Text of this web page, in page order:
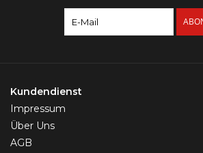
Kundendienst
Impressum
Über Uns
AGB